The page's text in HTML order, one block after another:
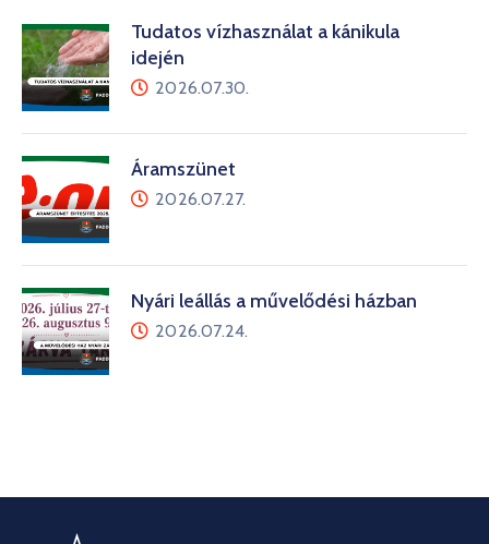
Tudatos vízhasználat a kánikula
idején
2026.07.30.
Áramszünet
2026.07.27.
Nyári leállás a művelődési házban
2026.07.24.